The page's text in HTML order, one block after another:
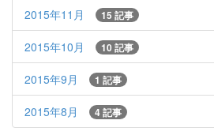
2015年11月 15 記事
2015年10月 10 記事
2015年9月 1 記事
2015年8月 4 記事